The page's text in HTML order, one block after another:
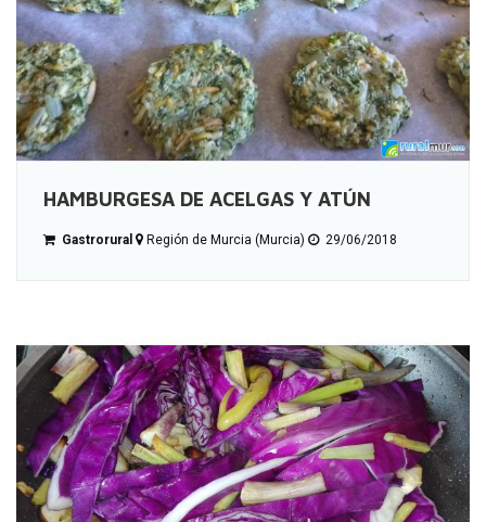
HAMBURGESA DE ACELGAS Y ATÚN
Gastrorural Región de Murcia (Murcia) 29/06/2018